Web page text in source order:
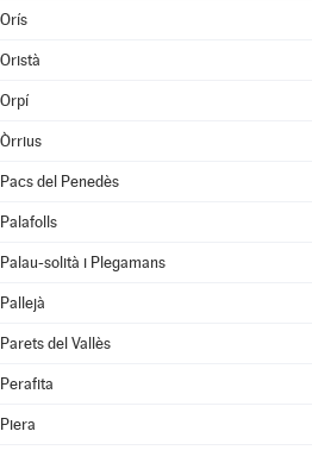
Orís
Oristà
Orpí
Òrrius
Pacs del Penedès
Palafolls
Palau-solità i Plegamans
Pallejà
Parets del Vallès
Perafita
Piera